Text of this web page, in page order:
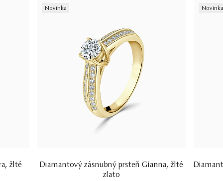
žlté
Novinka
Diamantový zásnubný prsteň Gianna, žlté
zlato
Novinka